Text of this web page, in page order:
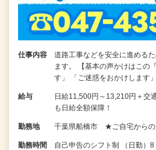
仕事内容
道路工事などを安全に進める
ます。 【基本の声かけはこの
す」 「ご迷惑をおかけします
給与
日給11,500円～13,210円＋
も日給全額保障！
勤務地 千葉県船橋市 ★ご自宅からの
勤務時間
自己申告のシフト制 （日勤）